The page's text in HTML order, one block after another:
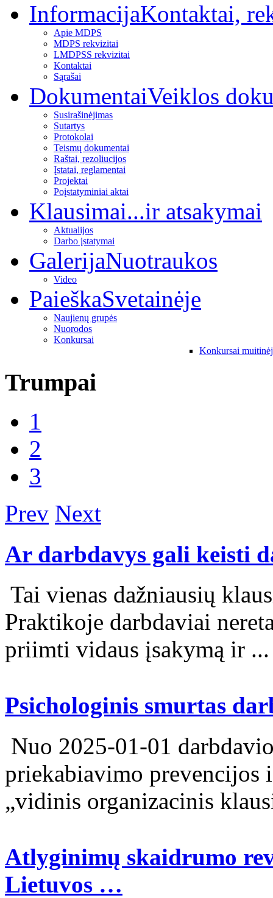
InformacijaKontaktai,
Apie MDPS
MDPS rekvizitai
LMDPSS rekvizitai
Kontaktai
Sąrašai
DokumentaiVeiklos
Susirašinėjimas
Sutartys
Protokolai
Teismų dokumentai
Raštai, rezoliucijos
Įstatai, reglamentai
Projektai
Poįstatyminiai aktai
Klausimai...ir atsakymai
Aktualijos
Darbo įstatymai
GalerijaNuotraukos
Video
PaieškaSvetainėje
Naujienų grupės
Nuorodos
Konkursai
Konkursai
Trumpai
1
2
3
Prev Next
Ar darbdavys gali keisti
Tai vienas dažniausių
Praktikoje darbdaviai
priimti vidaus įsakymą ir
Psichologinis smurtas
Nuo 2025-01-01
priekabiavimo prevencijos
„vidinis organizacinis
Atlyginimų skaidrumo
Lietuvos …